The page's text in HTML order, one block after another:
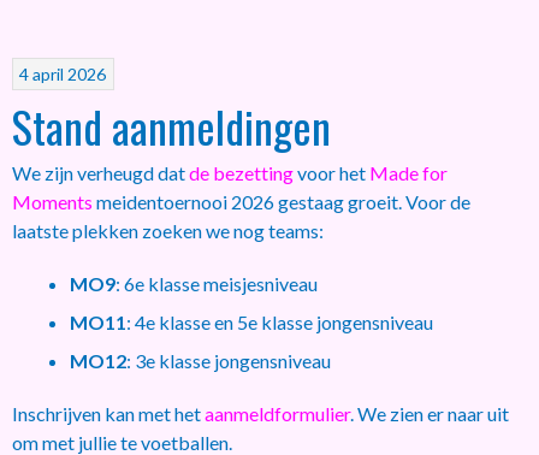
4 april 2026
Stand aanmeldingen
We zijn verheugd datde bezettingvoor het Made for
Moments meidentoernooi 2026 gestaag groeit. Voor de
laatste plekken zoeken we nog teams:
MO9: 6e klasse meisjesniveau
MO11 : 4e klasse en 5e klasse jongensniveau
MO12: 3e klasse jongensniveau
Inschrijven kan met hetaanmeldformulier. We zien er naar uit
om met jullie te voetballen.